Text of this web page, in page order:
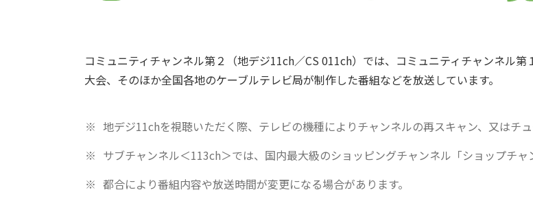
コミュニティチャンネル第２（地デジ11ch／CS 011ch）では、コミュニティチャンネル
大会、そのほか全国各地のケーブルテレビ局が制作した番組などを放送しています。
地デジ11chを視聴いただく際、テレビの機種によりチャンネルの再スキャン、又はチ
サブチャンネル＜113ch＞では、国内最大級のショッピングチャンネル「ショップチャ
都合により番組内容や放送時間が変更になる場合があります。